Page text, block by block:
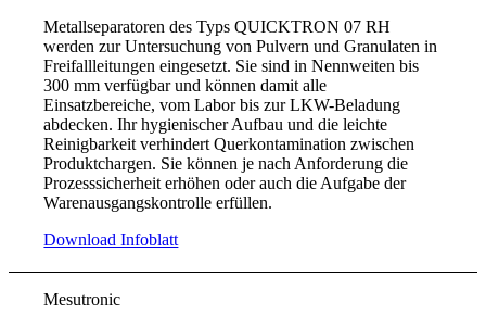
Metallseparatoren des Typs QUICKTRON 07 RH
werden zur Untersuchung von Pulvern und Granulaten in
Freifallleitungen eingesetzt. Sie sind in Nennweiten bis
300 mm verfügbar und können damit alle
Einsatzbereiche, vom Labor bis zur LKW-Beladung
abdecken. Ihr hygienischer Aufbau und die leichte
Reinigbarkeit verhindert Querkontamination zwischen
Produktchargen. Sie können je nach Anforderung die
Prozesssicherheit erhöhen oder auch die Aufgabe der
Warenausgangskontrolle erfüllen.
Download Infoblatt
Mesutronic